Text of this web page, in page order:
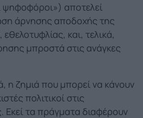
ψηφοφόροι») αποτελεί
άρνησης αποδοχής της
και, τελικά,
μπροστά στις ανάγκες
η ζημιά που μπορεί να κάνουν
πολιτικοί στις
Εκεί τα πράγματα διαφέρουν